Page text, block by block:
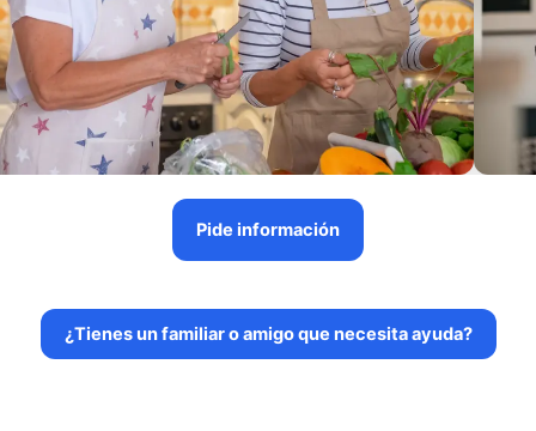
Pide información
¿Tienes un familiar o amigo que necesita ayuda?